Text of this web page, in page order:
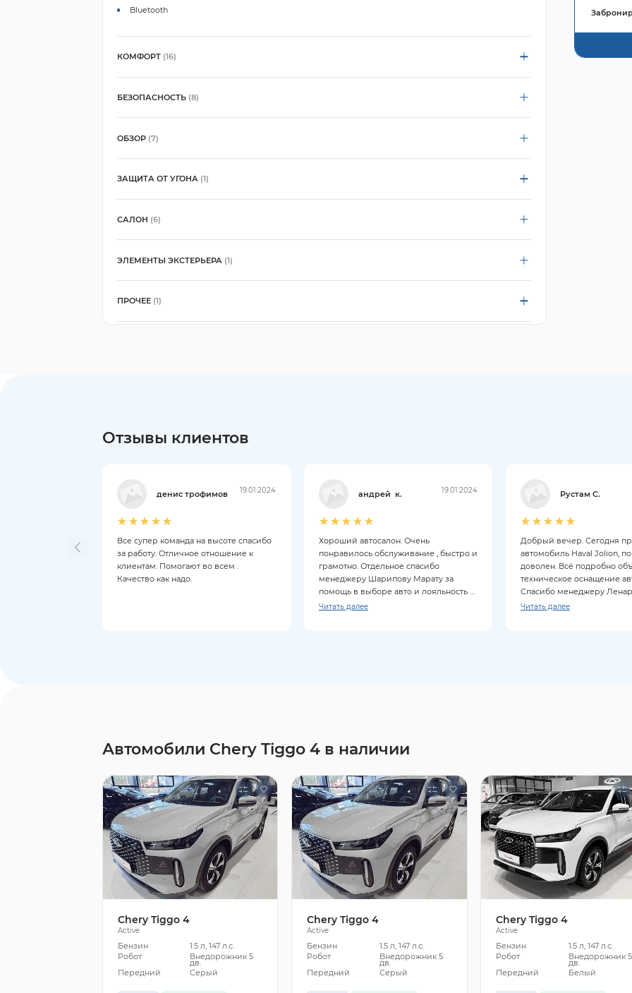
Bluetooth
КОМФОРТ (16)
БЕЗОПАСНОСТЬ (8)
ОБЗОР (7)
ЗАЩИТА ОТ УГОНА (1)
САЛОН (6)
ЭЛЕМЕНТЫ ЭКСТЕРЬЕРА (1)
ПРОЧЕЕ (1)
Отзывы клиентов
денис трофимов 19.01.2024
Все супер команда на высоте спасибо
за работу. Отличное отношение к
клиентам. Помогают во всем .
Качество как надо.
андрей к. 19.01.2024
Хороший автосалон. Очень
понравилось обслуживание , быстро и
грамотно. Отдельное спасибо
менеджеру Шарипову Марату за
помощь в выборе авто и лояльность к
клиентам. Покупкой довольны на все
Читать далее
Рустам С.
Добрый вечер. Сегодня
автомобиль Haval Jolion,
доволен. Всё подробно
техническое оснащение
Спасибо менеджеру
Читать далее
Автомобили Chery Tiggo 4 в наличии
Chery Tiggo 4
Active
Бензин
1.5 л, 147 л.с.
Робот
Внедорожник 5
дв.
Передний
Серый
Chery Tiggo 4
Active
Бензин
1.5 л, 147 л.с.
Робот
Внедорожник 5
дв.
Передний
Серый
Chery Tiggo 4
Active
Бензин
1.5 л, 147 л.с.
Робот
Внедорожник 5
дв.
Передний
Белый